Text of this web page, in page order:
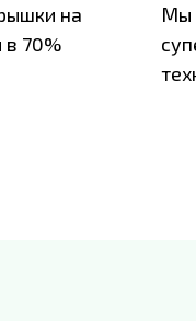
на
в 70%
Мы